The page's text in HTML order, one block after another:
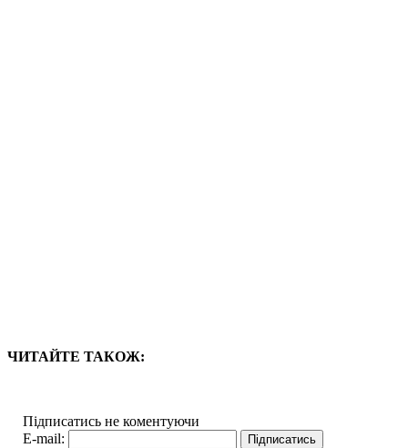
ЧИТАЙТЕ ТАКОЖ:
Підписатись не коментуючи
E-mail: